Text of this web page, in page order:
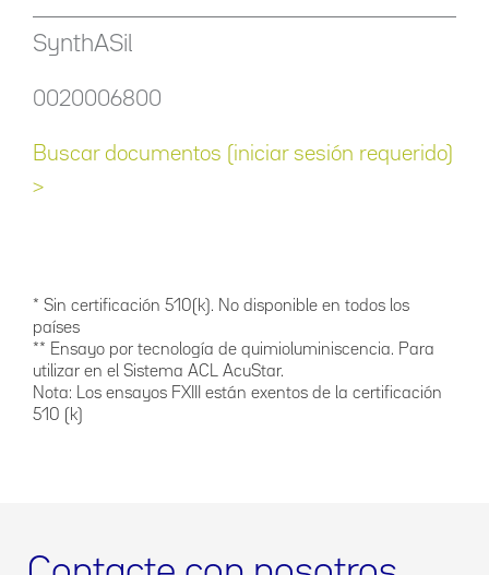
SynthASil
0020006800
Buscar documentos (iniciar sesión requerido)
>
* Sin certificación 510(k). No disponible en todos los
países
** Ensayo por tecnología de quimioluminiscencia. Para
utilizar en el Sistema ACL AcuStar.
Nota: Los ensayos FXIII están exentos de la certificación
510 (k)